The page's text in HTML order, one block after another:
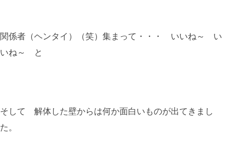
関係者（ヘンタイ）（笑）集まって・・・ いいね～ い
いね～ と
そして 解体した壁からは何か面白いものが出てきまし
た。